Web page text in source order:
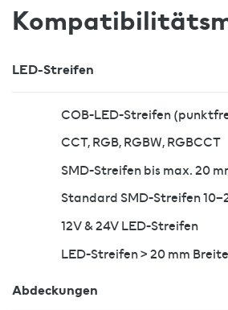
LED-Streifen
COB-LED-Streifen
CCT, RGB, RGBW, RGBCCT
SMD-Streifen bis max. 20
Standard SMD-Streifen
12V & 24V LED-Streifen
LED-Streifen > 20 mm Breite
Abdeckungen